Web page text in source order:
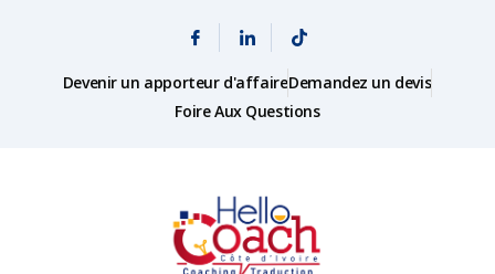
Devenir un apporteur d'affaireDemandez un devis
Foire Aux Questions